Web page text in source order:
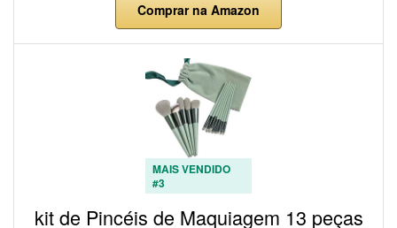
Comprar na Amazon
MAIS VENDIDO
#3
kit de Pincéis de Maquiagem 13 peças